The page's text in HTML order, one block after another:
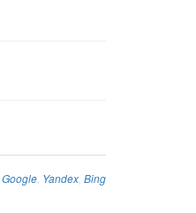
Google Yandex Bing